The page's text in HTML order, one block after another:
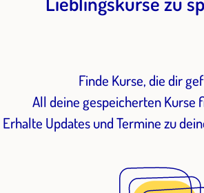
Finde Kurse, die dir
All deine gespeicherten Kurse
Erhalte Updates und Termine zu